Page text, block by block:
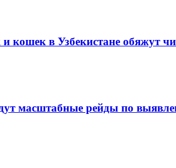
и кошек в Узбекистане обяжут
масштабные рейды по